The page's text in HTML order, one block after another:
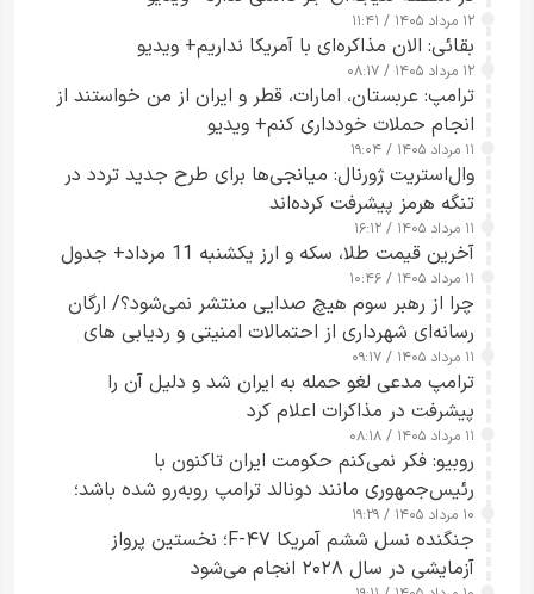
۱۲ مرداد ۱۴۰۵ / ۱۱:۴۱
بقائی: الان مذاکره‌ای با آمریکا نداریم+ ویدیو
۱۲ مرداد ۱۴۰۵ / ۰۸:۱۷
ترامپ: عربستان، امارات، قطر و ایران از من خواستند از
انجام حملات خودداری کنم+ ویدیو
۱۱ مرداد ۱۴۰۵ / ۱۹:۰۴
وال‌استریت ژورنال: میانجی‌ها برای طرح جدید تردد در
تنگه هرمز پیشرفت کرده‌اند
۱۱ مرداد ۱۴۰۵ / ۱۶:۱۲
آخرین قیمت طلا، سکه و ارز یکشنبه 11 مرداد+ جدول
۱۱ مرداد ۱۴۰۵ / ۱۰:۴۶
چرا از رهبر سوم هیچ صدایی منتشر نمی‌شود؟/ ارگان
رسانه‌ای شهرداری از احتمالات امنیتی و ردیابی های
جاسوسی گفت
۱۱ مرداد ۱۴۰۵ / ۰۹:۱۷
ترامپ مدعی لغو حمله به ایران شد و دلیل آن را
پیشرفت در مذاکرات اعلام کرد
۱۱ مرداد ۱۴۰۵ / ۰۸:۱۸
روبیو: فکر نمی‌کنم حکومت ایران تاکنون با
رئیس‌جمهوری مانند دونالد ترامپ روبه‌رو شده باشد؛
کسی که واقعاً دست به اقدام می‌زند
۱۰ مرداد ۱۴۰۵ / ۱۹:۲۹
جنگنده نسل ششم آمریکا F-۴۷؛ نخستین پرواز
آزمایشی در سال ۲۰۲۸ انجام می‌شود